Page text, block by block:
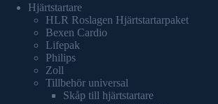
Hjärtstartare
HLR Roslagen Hjärtstartarpaket
Bexen Cardio
Lifepak
Philips
Zoll
Tillbehör universal
Skåp till hjärtstartare